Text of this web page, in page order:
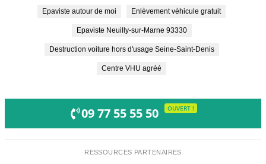
Epaviste autour de moi Enlèvement véhicule gratuit
Epaviste Neuilly-sur-Marne 93330
Destruction voiture hors d'usage Seine-Saint-Denis
Centre VHU agréé
09 77 55 55 50 OUVERT !
RESSOURCES PARTENAIRES